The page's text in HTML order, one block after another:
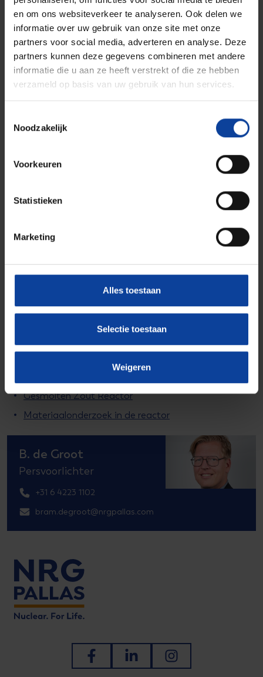
en om ons websiteverkeer te analyseren. Ook delen we
informatie over uw gebruik van onze site met onze
partners voor social media, adverteren en analyse. Deze
partners kunnen deze gegevens combineren met andere
informatie die u aan ze heeft verstrekt of die ze hebben
verzameld op basis van uw gebruik van hun services.
Noodzakelijk
Voorkeuren
Statistieken
Marketing
Alles toestaan
Selectie toestaan
Weigeren
samen met NRG in Petten, gaat onderzoeken. Een deel
van dit nabestralingsonderzoek wordt uitgevoerd binnen
het kader van het nieuwe Europese onderzoeksproject
SAMOSAFER dat gecoördineerd wordt door de TU Delft.
Gesmolten Zout Reactor
Materiaalonderzoek in de reactor
B. de Groot
Persvoorlichter
+31 6 4223 1102
bram.degroot@nrgpallas.com
Ga naar Facebook
Ga naar LinkedInGa naar Instagram